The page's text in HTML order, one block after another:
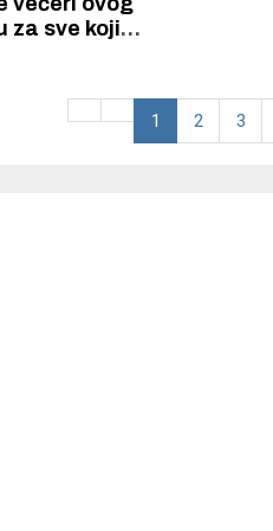
za sve koji
1 2 3